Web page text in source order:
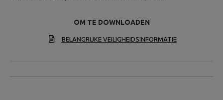
OM TE DOWNLOADEN
BELANGRIJKE VEILIGHEIDSINFORMATIE